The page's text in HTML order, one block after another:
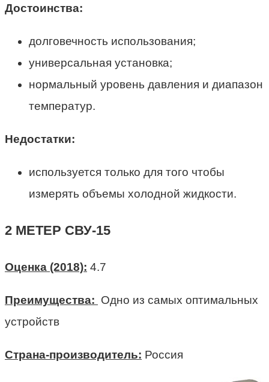
Достоинства:
долговечность использования;
универсальная установка;
нормальный уровень давления и диапазон
температур.
Недостатки:
используется только для того чтобы
измерять объемы холодной жидкости.
2 МЕТЕР СВУ-15
Оценка (2018): 4.7
Преимущества: Одно из самых оптимальных
устройств
Страна-производитель: Россия